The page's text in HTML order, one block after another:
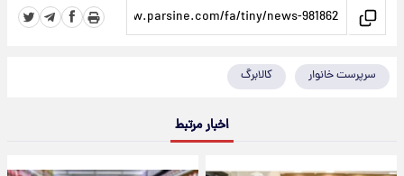
سرپرست خانوار کالابرگ
اخبار مرتبط